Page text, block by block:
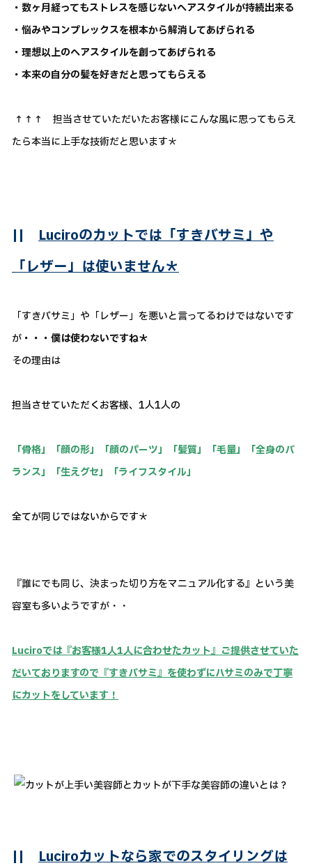
・数ヶ月経ってもストレスを感じないヘアスタイルが持続出来る
・悩みやコンプレックスを根本から解消してあげられる
・理想以上のヘアスタイルを創ってあげられる
・本来の自分の髪を好きだと思ってもらえる
↑↑↑ 担当させていただいたお客様にこんな風に思ってもらえ
たら本当に上手な技術だと思います＊
|| Luciroのカットでは「すきバサミ」や
「レザー」は使いません＊
「すきバサミ」や「レザー」を悪いと言ってるわけではないです
が ・・・僕は使わないですね＊
その理由は
担当させていただくお客様、1人1人の
「骨格」「顔の形」「顔のパーツ」「髪質」「毛量」
「全身のバ
ランス」「生えグセ」「ライフスタイル」
全てが同じではないからです＊
『誰にでも同じ、決まった切り方をマニュアル化する』という美
容室も多いようですが・・
Luciroでは『お客様1人1人に合わせたカット』ご提供させていた
だいておりますので『すきバサミ』を使わずにハサミのみで丁寧
にカットをしています！
|| Luciroカットなら家でのスタイリングは